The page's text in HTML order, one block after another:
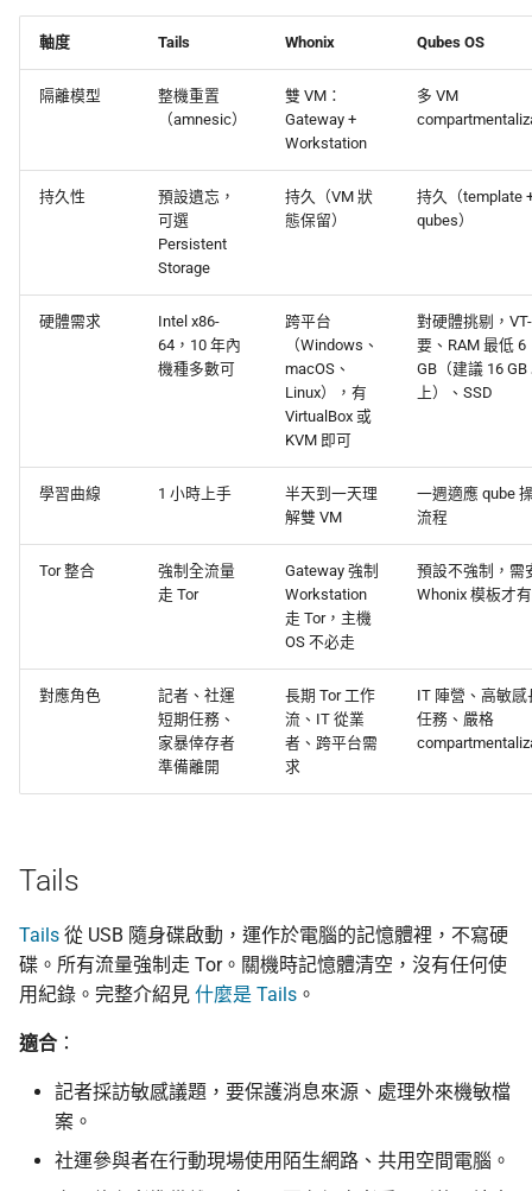
軸度 Tails Whonix Qubes OS
隔離模型
整機重置
（amnesic）
雙 VM：
Gateway +
Workstation
多 VM
持久性
預設遺忘，
可選
Persistent
Storage
持久（VM 狀
態保留）
持久（template
qubes）
硬體需求
Intel x86-
64，10 年內
機種多數可
跨平台
（Windows、
macOS、
Linux），有
VirtualBox 或
KVM 即可
對硬體挑剔，
要、RAM 最低 6
GB（建議 16 GB
上）、SSD
學習曲線 1 小時上手
半天到一天理
解雙 VM
一週適應 qube
流程
Tor 整合
強制全流量
走 Tor
Gateway 強制
Workstation
走 Tor，主機
OS 不必走
預設不強制，需
Whonix 模板才
對應角色
記者、社運
短期任務、
家暴倖存者
準備離開
長期 Tor 工作
流、IT 從業
者、跨平台需
求
IT 陣營、高敏感
任務、嚴格
Tails
Tails 從 USB 隨身碟啟動，運作於電腦的記憶體裡，不寫硬
碟。所有流量強制走 Tor。關機時記憶體清空，沒有任何使
用紀錄。完整介紹見 什麼是 Tails 。
適合 ：
記者採訪敏感議題，要保護消息來源、處理外來機敏檔
案。
社運參與者在行動現場使用陌生網路、共用空間電腦。